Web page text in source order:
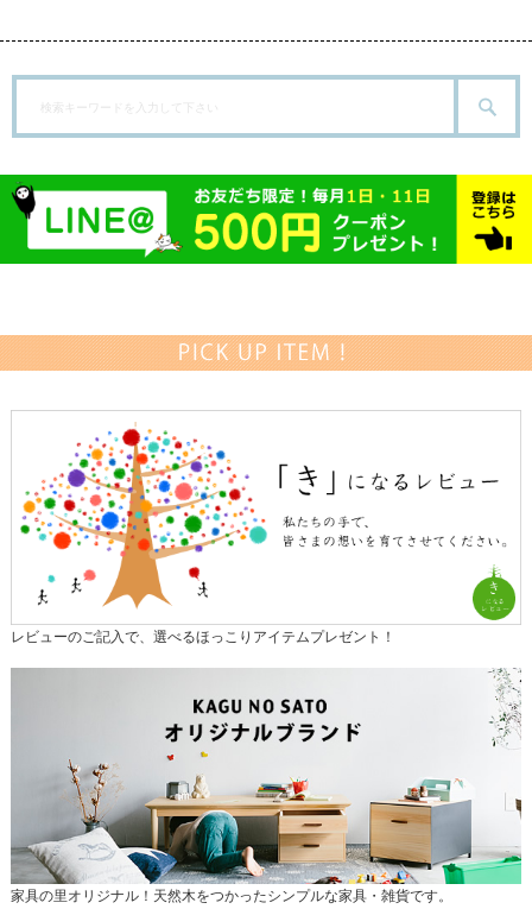
レビューのご記入で、選べるほっこりアイテムプレゼント！
家具の里オリジナル！天然木をつかったシンプルな家具・雑貨です。